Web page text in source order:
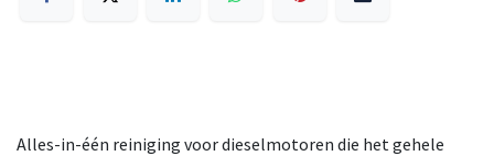
Alles-in-één reiniging voor dieselmotoren die het gehele